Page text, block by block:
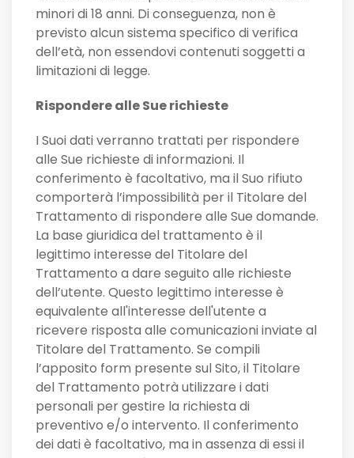
minori di 18 anni. Di conseguenza, non è
previsto alcun sistema specifico di verifica
dell’età, non essendovi contenuti soggetti a
limitazioni di legge.
Rispondere alle Sue richieste
I Suoi dati verranno trattati per rispondere
alle Sue richieste di informazioni. Il
conferimento è facoltativo, ma il Suo rifiuto
comporterà l’impossibilità per il Titolare del
Trattamento di rispondere alle Sue domande.
La base giuridica del trattamento è il
legittimo interesse del Titolare del
Trattamento a dare seguito alle richieste
dell’utente. Questo legittimo interesse è
equivalente all'interesse dell'utente a
ricevere risposta alle comunicazioni inviate al
Titolare del Trattamento. Se compili
l’apposito form presente sul Sito, il Titolare
del Trattamento potrà utilizzare i dati
personali per gestire la richiesta di
preventivo e/o intervento. Il conferimento
dei dati è facoltativo, ma in assenza di essi il